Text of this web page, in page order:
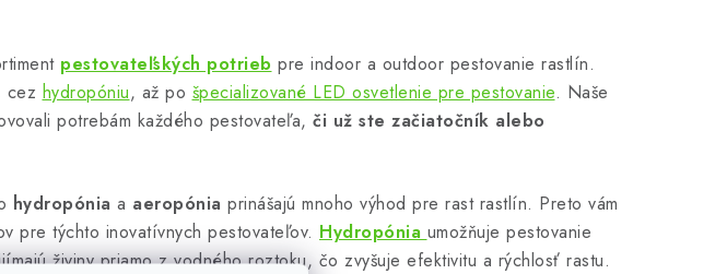
pestovateľských potrieb pre indoor a outdoor pestovanie rastlín.
cez hydropóniu, až po špecializované LED osvetlenie pre pestovanie. Naše
potrebám každého pestovateľa, či už ste začiatočník alebo
hydropónia a aeropónia prinášajú mnoho výhod pre rast rastlín. Preto vám
pre týchto inovatívnych pestovateľov. Hydropónia umožňuje pestovanie
živiny priamo z vodného roztoku, čo zvyšuje efektivitu a rýchlosť rastu.